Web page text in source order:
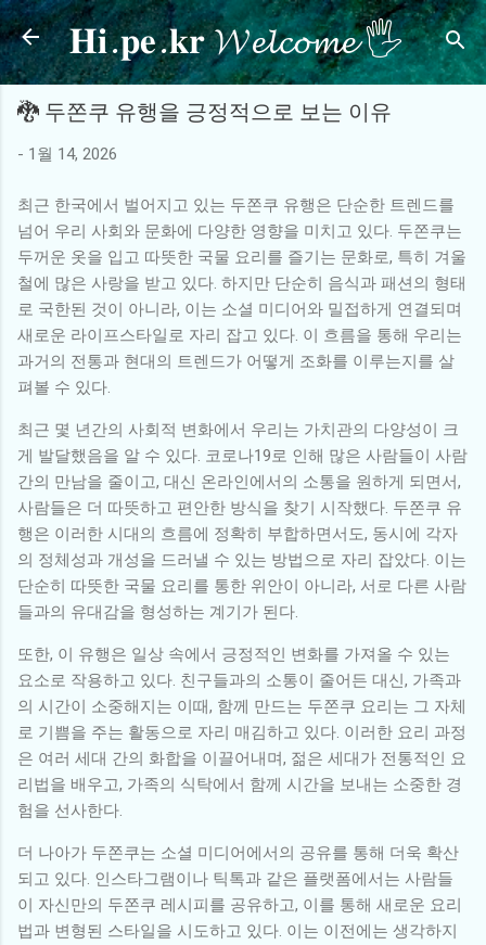
기본 콘텐츠로 건너뛰기
𝐇𝐢.𝐩𝐞.𝐤𝐫 𝓦𝓮𝓵𝓬𝓸𝓶𝓮 🖐
🐉 두쫀쿠 유행을 긍정적으로 보는 이유
- 1월 14, 2026
최근 한국에서 벌어지고 있는 두쫀쿠 유행은 단순한 트렌드를
넘어 우리 사회와 문화에 다양한 영향을 미치고 있다. 두쫀쿠는
두꺼운 옷을 입고 따뜻한 국물 요리를 즐기는 문화로, 특히 겨울
철에 많은 사랑을 받고 있다. 하지만 단순히 음식과 패션의 형태
로 국한된 것이 아니라, 이는 소셜 미디어와 밀접하게 연결되며
새로운 라이프스타일로 자리 잡고 있다. 이 흐름을 통해 우리는
과거의 전통과 현대의 트렌드가 어떻게 조화를 이루는지를 살
펴볼 수 있다.
최근 몇 년간의 사회적 변화에서 우리는 가치관의 다양성이 크
게 발달했음을 알 수 있다. 코로나19로 인해 많은 사람들이 사람
간의 만남을 줄이고, 대신 온라인에서의 소통을 원하게 되면서,
사람들은 더 따뜻하고 편안한 방식을 찾기 시작했다. 두쫀쿠 유
행은 이러한 시대의 흐름에 정확히 부합하면서도, 동시에 각자
의 정체성과 개성을 드러낼 수 있는 방법으로 자리 잡았다. 이는
단순히 따뜻한 국물 요리를 통한 위안이 아니라, 서로 다른 사람
들과의 유대감을 형성하는 계기가 된다.
또한, 이 유행은 일상 속에서 긍정적인 변화를 가져올 수 있는
요소로 작용하고 있다. 친구들과의 소통이 줄어든 대신, 가족과
의 시간이 소중해지는 이때, 함께 만드는 두쫀쿠 요리는 그 자체
로 기쁨을 주는 활동으로 자리 매김하고 있다. 이러한 요리 과정
은 여러 세대 간의 화합을 이끌어내며, 젊은 세대가 전통적인 요
리법을 배우고, 가족의 식탁에서 함께 시간을 보내는 소중한 경
험을 선사한다.
더 나아가 두쫀쿠는 소셜 미디어에서의 공유를 통해 더욱 확산
되고 있다. 인스타그램이나 틱톡과 같은 플랫폼에서는 사람들
이 자신만의 두쫀쿠 레시피를 공유하고, 이를 통해 새로운 요리
법과 변형된 스타일을 시도하고 있다. 이는 이전에는 생각하지